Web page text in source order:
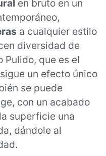
en bruto en un
a cualquier estilo
diversidad de
Pulido, que es el
un efecto único
se puede
con un acabado
superficie una
dándole al